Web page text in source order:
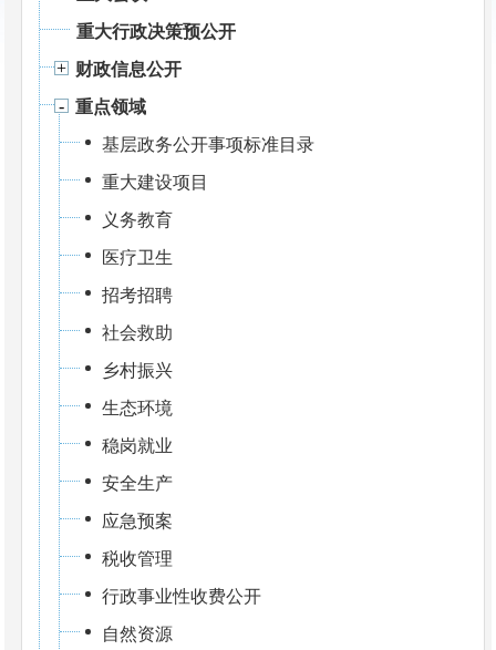
重大行政决策预公开
财政信息公开
重点领域
基层政务公开事项标准目录
重大建设项目
义务教育
医疗卫生
招考招聘
社会救助
乡村振兴
生态环境
稳岗就业
安全生产
应急预案
税收管理
行政事业性收费公开
自然资源